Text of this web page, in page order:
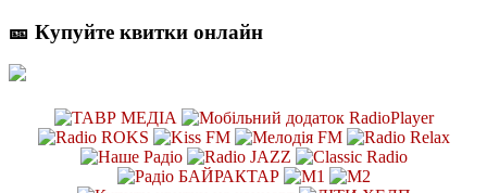
🎫 Купуйте квитки онлайн